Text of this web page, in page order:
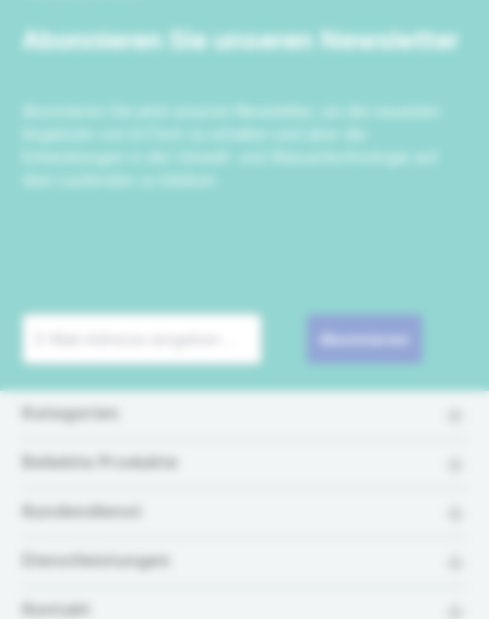
Abonnieren Sie unseren Newsletter
Kategorien
Beliebte Produkte
Kundendienst
Dienstleistungen
Kontakt